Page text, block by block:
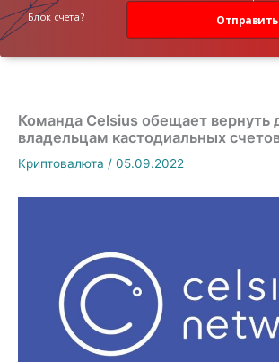
Блок счета? Отправить
Команда Celsius обещает вернуть
владельцам кастодиальных
Криптовалюта / 05.09.2022